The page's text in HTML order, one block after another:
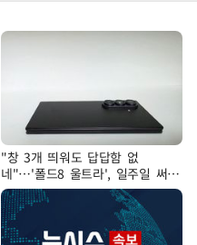
"창 3개 띄워도 답답함 없
네"…'폴드8 울트라', 일주일 써보
니